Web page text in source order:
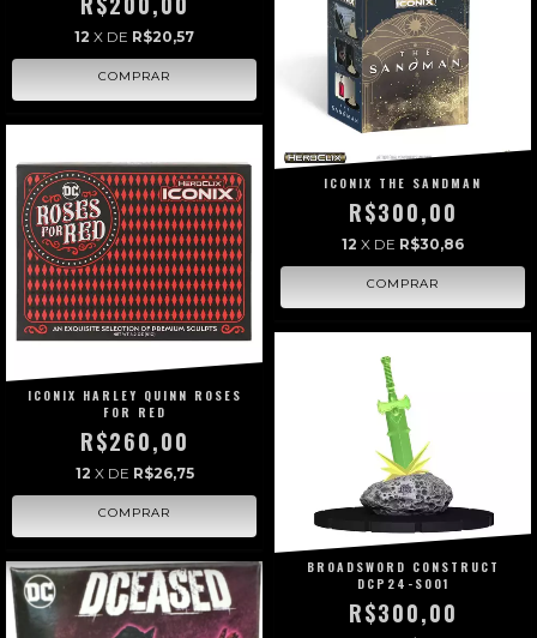
12 X DE R$20,57
ICONIX HARLEY QUINN ROSES
FOR RED
R$260,00
12 X DE R$26,75
ICONIX THE SANDMAN
R$300,00
12 X DE R$30,86
BROADSWORD CONSTRUCT
DCP24-S001
R$300,00